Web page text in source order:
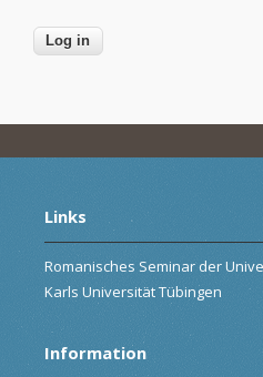
Links
Romanisches Seminar der
Karls Universität Tübingen
Information